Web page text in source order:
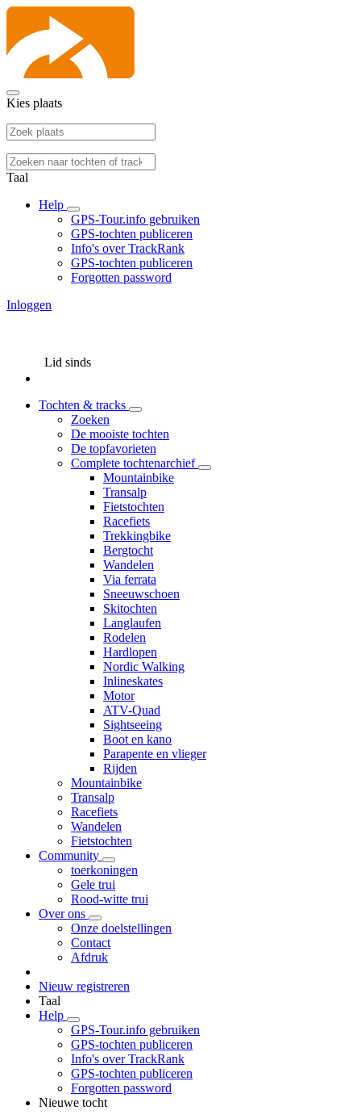
Kies plaats
Taal
Help
GPS-Tour.info gebruiken
GPS-tochten publiceren
Info's over TrackRank
GPS-tochten publiceren
Forgotten password
Inloggen
Lid sinds
Tochten & tracks
Zoeken
De mooiste tochten
De topfavorieten
Complete tochtenarchief
Mountainbike
Transalp
Fietstochten
Racefiets
Trekkingbike
Bergtocht
Wandelen
Via ferrata
Sneeuwschoen
Skitochten
Langlaufen
Rodelen
Hardlopen
Nordic Walking
Inlineskates
Motor
ATV-Quad
Sightseeing
Boot en kano
Parapente en vlieger
Rijden
Mountainbike
Transalp
Racefiets
Wandelen
Fietstochten
Community
toerkoningen
Gele trui
Rood-witte trui
Over ons
Onze doelstellingen
Contact
Afdruk
Nieuw registreren
Taal
Help
GPS-Tour.info gebruiken
GPS-tochten publiceren
Info's over TrackRank
GPS-tochten publiceren
Forgotten password
Nieuwe tocht